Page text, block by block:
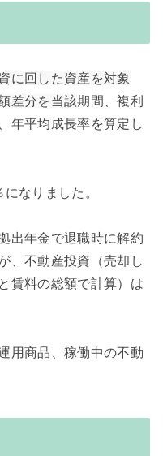
に回した資産を対象
差分を当該期間、複利
年平均成長率を算定し
なりました。
出年金で退職時に解約
、不動産投資（売却し
賃料の総額で計算）は
用商品、稼働中の不動